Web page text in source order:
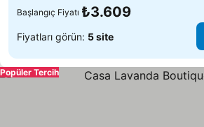
Başlangıç Fiyatı ₺3.609
Fiyatları görün: 5 site
Popüler Tercih